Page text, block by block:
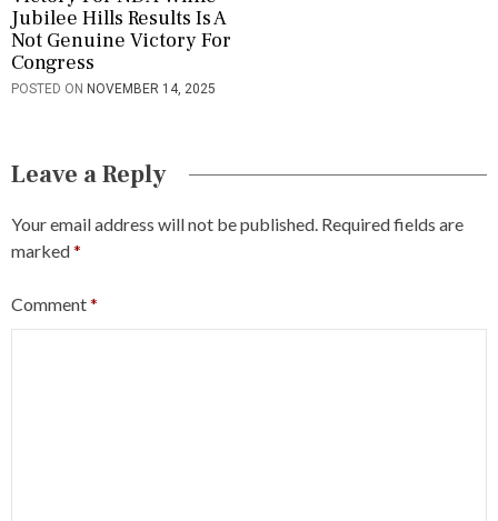
Jubilee Hills Results Is A
Not Genuine Victory For
Congress
POSTED ON NOVEMBER 14, 2025
Leave a Reply
Your email address will not be published. Required fields are
marked*
Comment*